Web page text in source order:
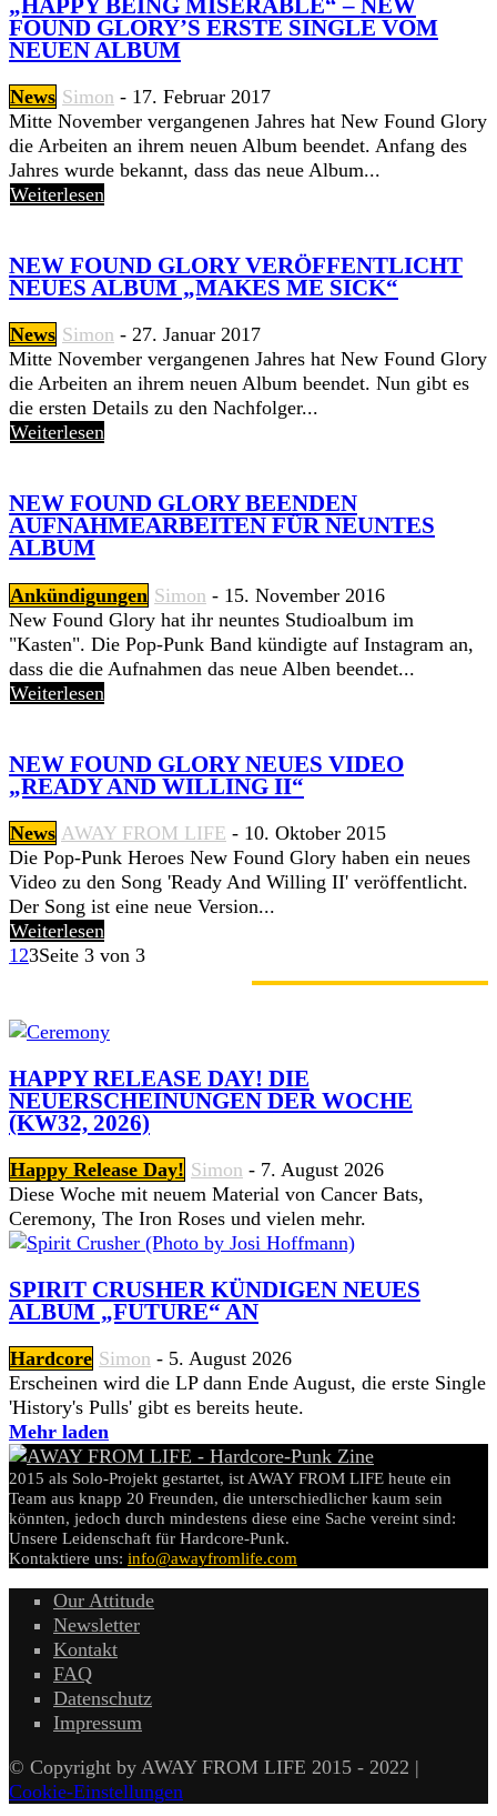
„HAPPY BEING MISERABLE“ – NEW
FOUND GLORY’S ERSTE SINGLE VOM
NEUEN ALBUM
News Simon - 17. Februar 2017
Mitte November vergangenen Jahres hat New Found Glory
die Arbeiten an ihrem neuen Album beendet. Anfang des
Jahres wurde bekannt, dass das neue Album...
Weiterlesen
NEW FOUND GLORY VERÖFFENTLICHT
NEUES ALBUM „MAKES ME SICK“
News Simon - 27. Januar 2017
Mitte November vergangenen Jahres hat New Found Glory
die Arbeiten an ihrem neuen Album beendet. Nun gibt es
die ersten Details zu den Nachfolger...
Weiterlesen
NEW FOUND GLORY BEENDEN
AUFNAHMEARBEITEN FÜR NEUNTES
ALBUM
Ankündigungen Simon - 15. November 2016
New Found Glory hat ihr neuntes Studioalbum im
"Kasten". Die Pop-Punk Band kündigte auf Instagram an,
dass die die Aufnahmen das neue Alben beendet...
Weiterlesen
NEW FOUND GLORY NEUES VIDEO
„READY AND WILLING II“
News AWAY FROM LIFE - 10. Oktober 2015
Die Pop-Punk Heroes New Found Glory haben ein neues
Video zu den Song 'Ready And Willing II' veröffentlicht.
Der Song ist eine neue Version...
Weiterlesen
1 23Seite 3 von 3
HAPPY RELEASE DAY! DIE
NEUERSCHEINUNGEN DER WOCHE
(KW32, 2026)
Happy Release Day! Simon - 7. August 2026
Diese Woche mit neuem Material von Cancer Bats,
Ceremony, The Iron Roses und vielen mehr.
SPIRIT CRUSHER KÜNDIGEN NEUES
ALBUM „FUTURE“ AN
Hardcore Simon - 5. August 2026
Erscheinen wird die LP dann Ende August, die erste Single
'History's Pulls' gibt es bereits heute.
Mehr laden
2015 als Solo-Projekt gestartet, ist AWAY FROM LIFE heute ein
Team aus knapp 20 Freunden, die unterschiedlicher kaum sein
könnten, jedoch durch mindestens diese eine Sache vereint sind:
Unsere Leidenschaft für Hardcore-Punk.
Kontaktiere uns: info@awayfromlife.com
Our Attitude
Newsletter
Kontakt
FAQ
Datenschutz
Impressum
© Copyright by AWAY FROM LIFE 2015 - 2022 |
Cookie-Einstellungen